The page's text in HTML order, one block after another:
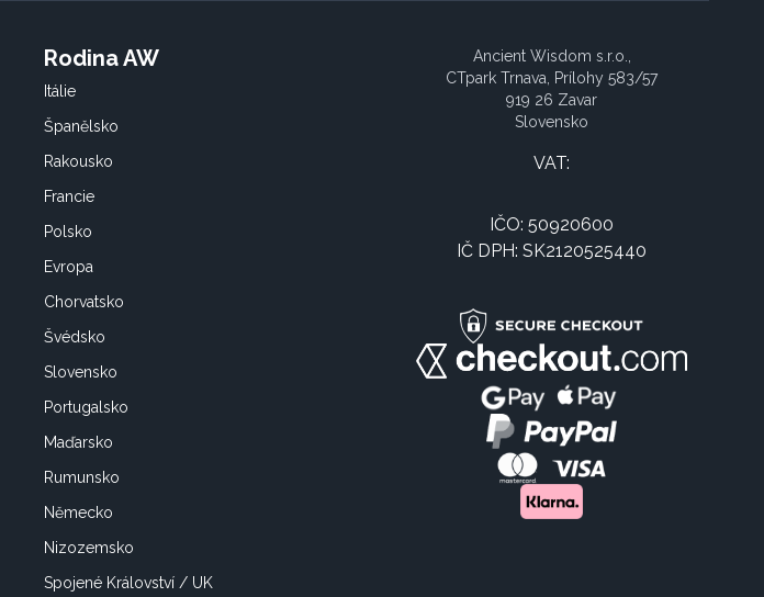
Rodina AW
Itálie
Španělsko
Rakousko
Francie
Polsko
Evropa
Chorvatsko
Švédsko
Slovensko
Portugalsko
Maďarsko
Rumunsko
Německo
Nizozemsko
Spojené Království / UK
Ancient Wisdom s.r.o.,
CTpark Trnava, Prílohy 583/57
919 26 Zavar
Slovensko
VAT:
IČO: 50920600
IČ DPH: SK2120525440